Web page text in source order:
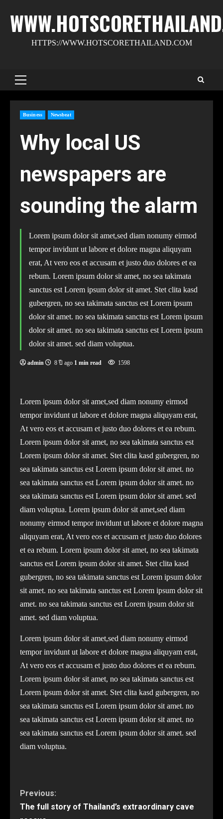
content
HTTPS://WWW.HOTSCORETHAILAND.COM
Primary
Business Newsbeat
Why local US
newspapers are
sounding the alarm
Lorem ipsum dolor sit amet,sed diam nonumy eirmod
tempor invidunt ut labore et dolore magna aliquyam
erat, At vero eos et accusam et justo duo dolores et ea
rebum. Lorem ipsum dolor sit amet, no sea takimata
sanctus est Lorem ipsum dolor sit amet. Stet clita kasd
gubergren, no sea takimata sanctus est Lorem ipsum
dolor sit amet. no sea takimata sanctus est Lorem ipsum
dolor sit amet. no sea takimata sanctus est Lorem ipsum
dolor sit amet. sed diam voluptua.
admin 8 ปี ago 1 min read 1598
Lorem ipsum dolor sit amet,sed diam nonumy eirmod
tempor invidunt ut labore et dolore magna aliquyam erat,
At vero eos et accusam et justo duo dolores et ea rebum.
Lorem ipsum dolor sit amet, no sea takimata sanctus est
Lorem ipsum dolor sit amet. Stet clita kasd gubergren, no
sea takimata sanctus est Lorem ipsum dolor sit amet. no
sea takimata sanctus est Lorem ipsum dolor sit amet. no
sea takimata sanctus est Lorem ipsum dolor sit amet. sed
diam voluptua. Lorem ipsum dolor sit amet,sed diam
nonumy eirmod tempor invidunt ut labore et dolore magna
aliquyam erat, At vero eos et accusam et justo duo dolores
et ea rebum. Lorem ipsum dolor sit amet, no sea takimata
sanctus est Lorem ipsum dolor sit amet. Stet clita kasd
gubergren, no sea takimata sanctus est Lorem ipsum dolor
sit amet. no sea takimata sanctus est Lorem ipsum dolor sit
amet. no sea takimata sanctus est Lorem ipsum dolor sit
amet. sed diam voluptua.
Lorem ipsum dolor sit amet,sed diam nonumy eirmod
tempor invidunt ut labore et dolore magna aliquyam erat,
At vero eos et accusam et justo duo dolores et ea rebum.
Lorem ipsum dolor sit amet, no sea takimata sanctus est
Lorem ipsum dolor sit amet. Stet clita kasd gubergren, no
sea takimata sanctus est Lorem ipsum dolor sit amet. no
sea takimata sanctus est Lorem ipsum dolor sit amet. no
sea takimata sanctus est Lorem ipsum dolor sit amet. sed
diam voluptua.
Continue
Previous:
The full story of Thailand’s extraordinary cave